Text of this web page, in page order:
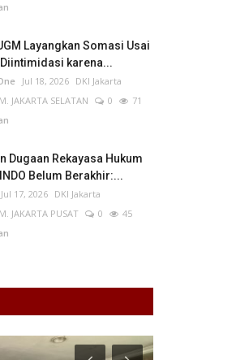
Layangkan Somasi Usai
karena...
Jul 18, 2026 DKI Jakarta
JAKARTA SELATAN
0
71
Dugaan Rekayasa Hukum
Belum Berakhir:...
Jul 17, 2026 DKI Jakarta
JAKARTA PUSAT
0
45